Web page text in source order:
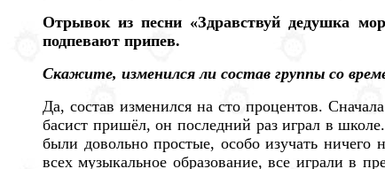
Отрывок из песни «Здравствуй дедушка
подпевают припев.
Скажите, изменился ли состав группы со
Да, состав изменился на сто процентов.
басист пришёл, он последний раз играл в
были довольно простые, особо изучать
всех музыкальное образование, все играли в